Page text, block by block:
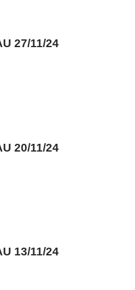
27/11/24
20/11/24
13/11/24